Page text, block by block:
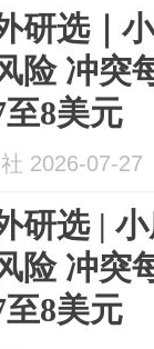
研选｜
险 冲突
8美元
2026-07-27
研选 |
险 冲突
8美元